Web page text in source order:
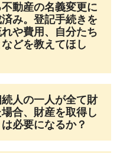
動産の名義変更に
み。登記手続きを
や費用、自分たち
どを教えてほし
人の一人が全て財
合、財産を取得し
必要になるか？